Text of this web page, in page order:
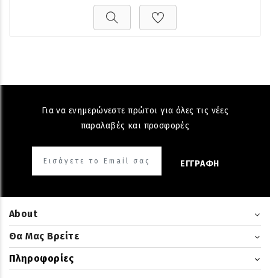
About
Για να ενημερώνεστε πρώτοι για όλες τις νέες
παραλαβές και προσφορές
ΕΓΓΡΑΦΗ
Θα Μας Βρείτε
Πληροφορίες